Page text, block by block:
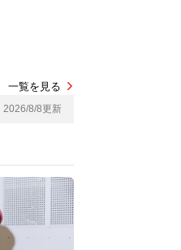
一覧を見る
2026/8/8更新